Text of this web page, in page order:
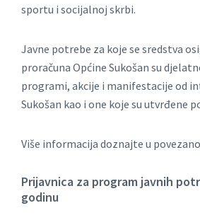
sportu i socijalnoj skrbi.
Javne potrebe za koje se sredstva
proračuna Općine Sukošan su
programi, akcije i manifestacije od
Sukošan kao i one koje su utvrđene
Više informacija doznajte u
Prijavnica za program javnih
godinu